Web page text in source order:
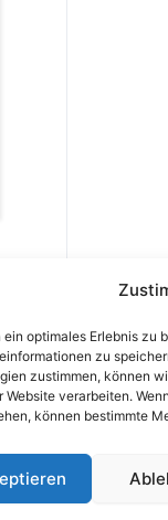
ein optimales Erlebnis
zu
zustimmen, können
Website verarbeiten.
können bestimmte